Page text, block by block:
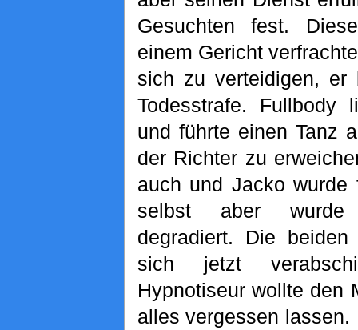
Gesuchten fest.
einem Gericht
sich zu verteidigen, er
Todesstrafe.
und führte einen Tanz
der Richter zu
auch und Jacko wurde
selbst aber wurde
degradiert. Die
sich jetzt
Hypnotiseur wollte den
alles vergessen